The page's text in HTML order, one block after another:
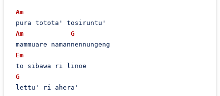
Am
pura totota' tosiruntu'
Am
G
mammuare namannennungeng
Em
to sibawa ri linoe
G
lettu' ri ahera'